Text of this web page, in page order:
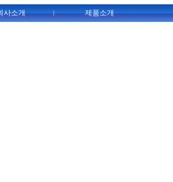
사소개 제품소개